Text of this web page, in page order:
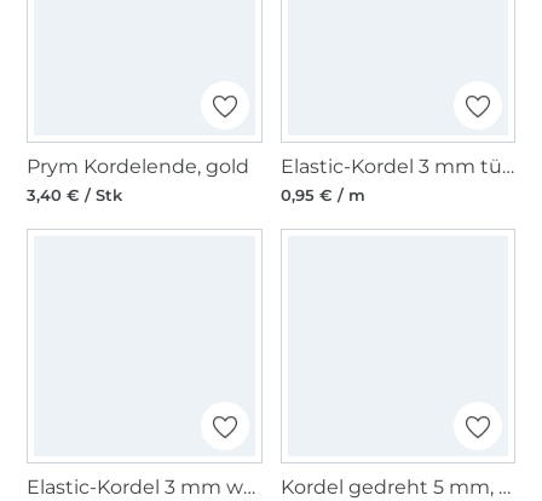
Prym Kordelende, gold
3,40 € / Stk
Elastic-Kordel 3 mm türkis
0,95 € / m
Elastic-Kordel 3 mm weiss Kordel gedreht 5 mm, neonorange